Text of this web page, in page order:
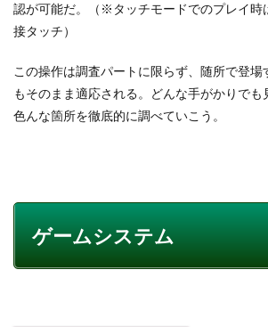
認が可能だ。（※タッチモードでのプレイ時
接タッチ）
この操作は調査パートに限らず、随所で登場
もそのまま適応される。どんな手がかりでも
色んな箇所を徹底的に調べていこう。
ゲームシステム